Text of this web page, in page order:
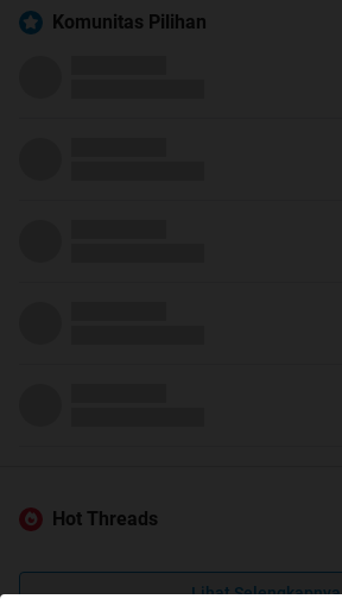
Komunitas Pilihan
Hot Threads
Lihat Selengkapnya